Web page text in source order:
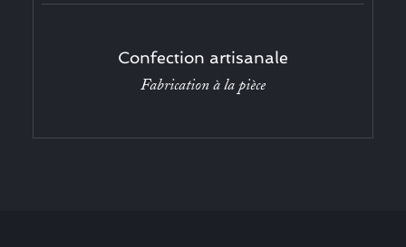
Confection artisanale
Fabrication à la pièce